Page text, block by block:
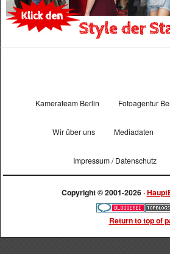
Kamerateam Berlin Fotoagentur
Wir über uns Mediadaten
Impressum / Datenschutz
Copyright © 2001-2026 ·
Return to top of